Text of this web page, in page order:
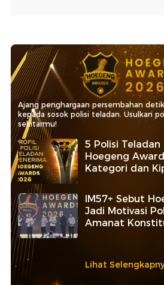
Ajang penghargaan persembahan
kepada sosok polisi teladan. Usulkan
sekitarmu!
5 Polisi Teladan
Hoegeng
Kategori dan
IM57+ Sebut
Jadi Motivasi
Amanat
Lihat